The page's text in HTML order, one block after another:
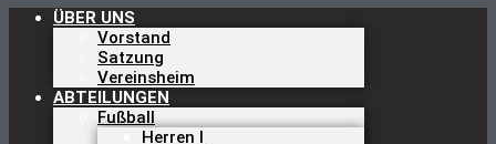
ÜBER UNS
Vorstand
Satzung
Vereinsheim
ABTEILUNGEN
Fußball
Herren I